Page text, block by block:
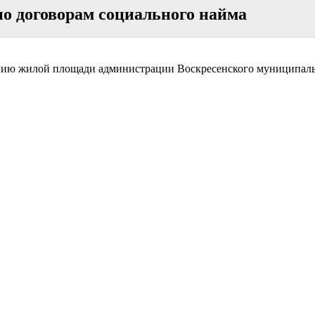
социального найма
жилой площади администрации Воскресенского